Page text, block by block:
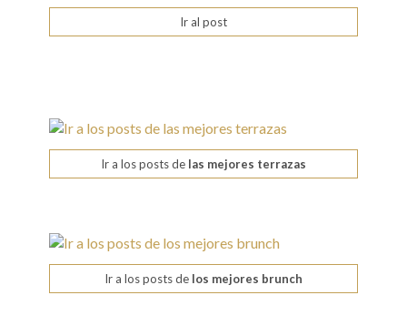
Ir al post
Ir a los posts de las mejores terrazas
Ir a los posts de los mejores brunch